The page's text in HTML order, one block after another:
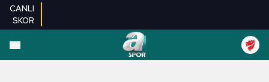
CANLI
SKOR